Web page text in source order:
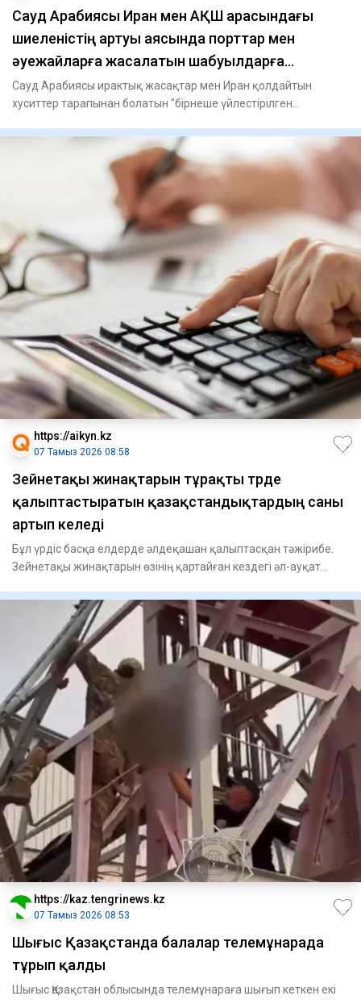
Сауд Арабиясы Иран мен АҚШ арасындағы
шиеленістің артуы аясында порттар мен
әуежайларға жасалатын шабуылдарға
дайындалуда
Сауд Арабиясы ирактық жасақтар мен Иран қолдайтын
хуситтер тарапынан болатын "бірнеше үйлестірілген
https://aikyn.kz
07 Тамыз 2026 08:58
Зейнетақы жинақтарын тұрақты түрде
қалыптастыратын қазақстандықтардың саны
артып келеді
Бұл үрдіс басқа елдерде әлдеқашан қалыптасқан тәжірибе.
Зейнетақы жинақтарын өзінің қартайған кездегі әл-ауқат
https://kaz.tengrinews.kz
07 Тамыз 2026 08:53
Шығыс Қазақстанда балалар телемұнарада
тұрып қалды
Шығыс Қазақстан облысында телемұнараға шығып кеткен екі